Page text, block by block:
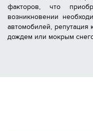
факторов, что
возникновении
автомобилей, репутация
дождем или мокрым